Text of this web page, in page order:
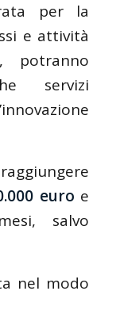
per la
e attività
potranno
servizi
euro e
salvo
nel modo